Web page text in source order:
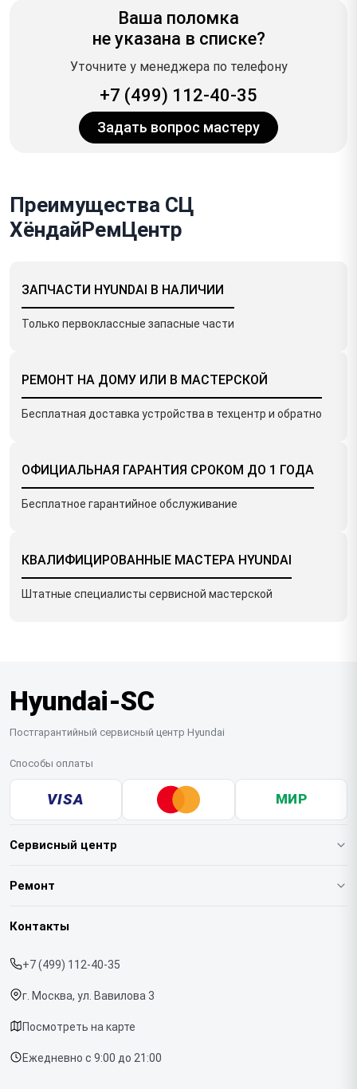
Ваша поломка
не указана в списке?
Уточните у менеджера по телефону
+7 (499) 112-40-35
Задать вопрос мастеру
Преимущества СЦ
ХёндайРемЦентр
ЗАПЧАСТИ HYUNDAI В НАЛИЧИИ
Только первоклассные запасные части
РЕМОНТ НА ДОМУ ИЛИ В МАСТЕРСКОЙ
Бесплатная доставка устройства в техцентр и обратно
ОФИЦИАЛЬНАЯ ГАРАНТИЯ СРОКОМ ДО 1 ГОДА
Бесплатное гарантийное обслуживание
КВАЛИФИЦИРОВАННЫЕ МАСТЕРА HYUNDAI
Штатные специалисты сервисной мастерской
Hyundai-SC
Постгарантийный сервисный центр Hyundai
Способы оплаты
VISA МИР
Сервисный центр
О нашем сервисе
Срочный ремонт
Доставка и способы оплаты
Диагностика
Контакты
Ремонт
Варочных панелей
Контакты
+7 (499) 112-40-35
г. Москва, ул. Вавилова 3
Посмотреть на карте
Ежедневно с 9:00 до 21:00